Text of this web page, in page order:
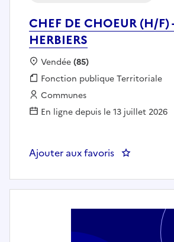
CHEF DE CHOEUR (H/F)
HERBIERS
Localisation :
Vendée(85)
Fonction publique :
Fonction publique Territoriale
Employeur :
Communes
En ligne depuis le 13 juillet 2026
Ajouter aux favoris : CHEF DE